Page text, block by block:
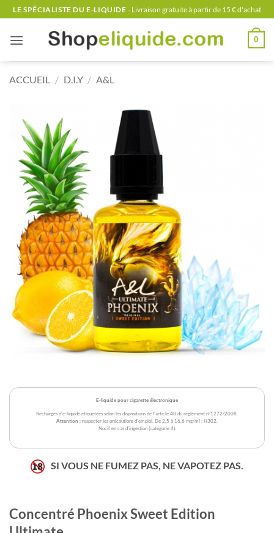
Passer
au
contenu
LE SPÉCIALISTE DU E-LIQUIDE - Livraison gratuite à partir de 15 € d'achat
0
ACCUEIL / D.I.Y / A&L
E-liquide pour cigarette électronique
Recharges d'e-liquide étiquetées selon les dispositions de l'article 48 du règlement n°1272/2008.
Attention : respecter les précautions d'emploi. De 2,5 à 16,6 mg/ml : H302.
Nocif en cas d'ingestion (catégorie 4).
SI VOUS NE FUMEZ PAS, NE VAPOTEZ PAS.
Concentré Phoenix Sweet Edition